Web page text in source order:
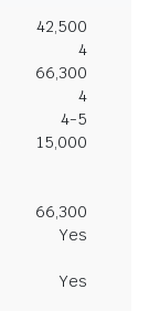
42,500
4
66,300
4
4-5
15,000
66,300
Yes
Yes